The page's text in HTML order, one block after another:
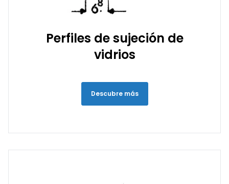
Perfiles de sujeción de
vidrios
Descubre más